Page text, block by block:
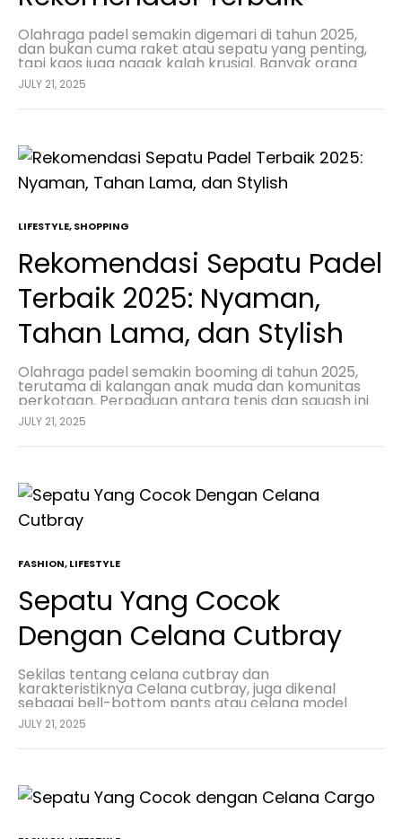
Olahraga padel semakin digemari di tahun 2025,
dan bukan cuma raket atau sepatu yang penting,
tapi kaos juga nggak kalah krusial. Banyak orang
berpikir, “Ah, pakai kaos biasa aja cukup…
JULY 21, 2025
LIFESTYLE,SHOPPING
Rekomendasi Sepatu Padel
Terbaik 2025: Nyaman,
Tahan Lama, dan Stylish
Olahraga padel semakin booming di tahun 2025,
terutama di kalangan anak muda dan komunitas
perkotaan. Perpaduan antara tenis dan squash ini
bukan hanya seru dimainkan, tapi juga jadi gaya
hidup…
JULY 21, 2025
FASHION,LIFESTYLE
Sepatu Yang Cocok
Dengan Celana Cutbray
Sekilas tentang celana cutbray dan
karakteristiknya Celana cutbray, juga dikenal
sebagai bell-bottom pants atau celana model
lonceng, adalah jenis celana yang khas dengan
bagian bawahnya yang melebar, membentuk siluet
seperti…
JULY 21, 2025